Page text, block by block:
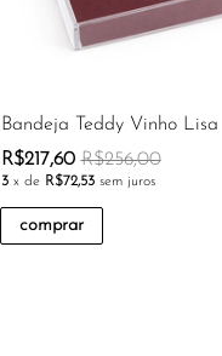
Bandeja Teddy Vinho Lisa
R$217,60R$256,00
3 x de R$72,53 sem juros
comprar